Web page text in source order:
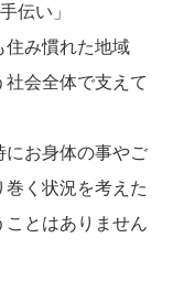
伝い」
住み慣れた地域
会全体で支えて
にお身体の事やご
く状況を考えた
ことはありません